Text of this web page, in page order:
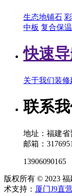
生态地铺石
中板 复合保
快速
关于我们装修
联系我
地址：福建
邮箱：
13906090165
版权所有 © 2023
术支持： 厦门J9直